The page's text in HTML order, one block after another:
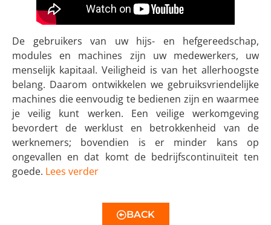
De gebruikers van uw hijs- en hefgereedschap,
modules en machines zijn uw medewerkers, uw
menselijk kapitaal. Veiligheid is van het allerhoogste
belang. Daarom ontwikkelen we gebruiksvriendelijke
machines die eenvoudig te bedienen zijn en waarmee
je veilig kunt werken. Een veilige werkomgeving
bevordert de werklust en betrokkenheid van de
werknemers; bovendien is er minder kans op
ongevallen en dat komt de bedrijfscontinuïteit ten
goede. Lees verder
BACK